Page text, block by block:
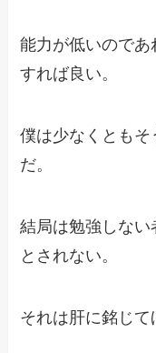
能力が低いので
すれば良い。
僕は少なくともそ
だ。
結局は勉強しな
とされない。
それは肝に銘じて